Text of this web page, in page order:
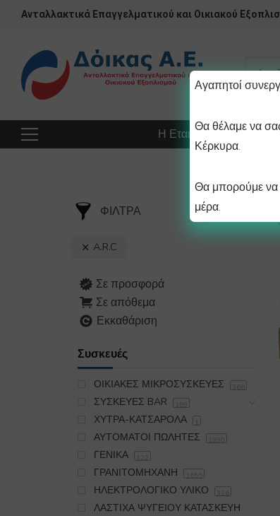
Ανταλλακτικά Επαγγελματικού και Οικιακού
Η Εταιρεία Προϊόντα
ΦΙΛΤΡΑ
A.R.C
Σε προσφορά
Σε απόθεμα
Εκκαθάριση
Συσκευές
ΟΙΚΙΑΚΕΣ ΜΙΚΡΟΣΥΣΚΕΥΕΣ 366
ΣΥΣΚΕΥΕΣ BAR 159
ΧΥΤΡΑ-ΚΑΤΣΑΡΟΛΑ 1
ΑΥΤΟΜΑΤΟΙ ΠΩΛΗΤΕΣ 1990
ΓΕΝΙΚΑ 122
ΓΡΑΝΙΤΟΜΗΧΑΝΗ 1655
ΗΛΕΚΤΡΟΛΟΓΙΚΟ ΥΛΙΚΟ 326
ΛΑΣΤΙΧΑ ΨΥΓΕΙΟΥ ΚΑΤΑΣΚΕΥΗ
Αγαπητοί
Θα θέλαμε να
Κέρκυρα.
Θα μπορούμε να
μέρα.